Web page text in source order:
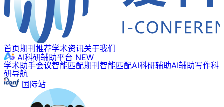
首页期刊推荐学术资讯关于我们
AI科研辅助平台 NEW
学术助手会议智能匹配期刊智能匹配AI科研辅助AI辅助写作科
研导航
国际站